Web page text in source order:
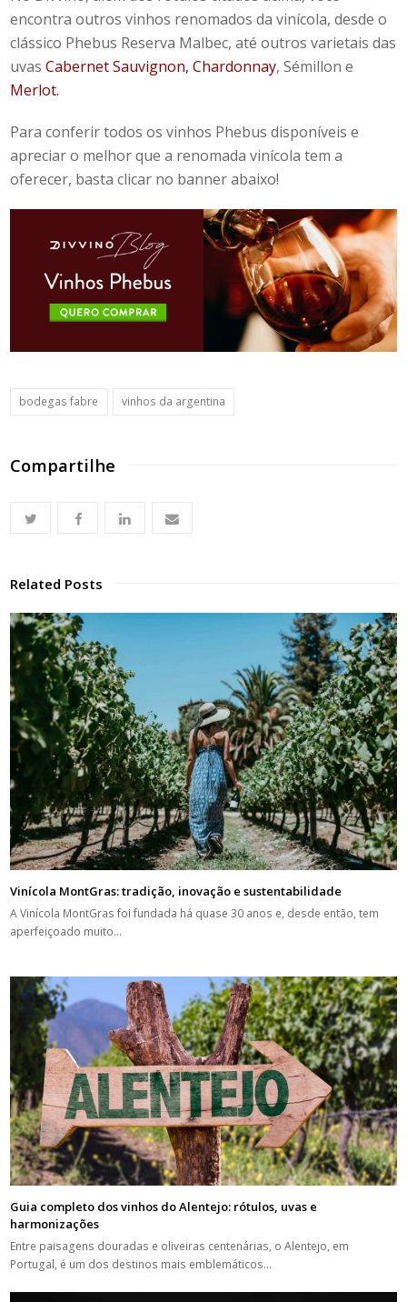
encontra outros vinhos renomados da vinícola, desde o
clássico Phebus Reserva Malbec, até outros varietais das
uvasCabernet Sauvignon, Chardonnay, Sémillone
Merlot.
Para conferir todos os vinhos Phebus disponíveis e
apreciar o melhor que a renomada vinícola tem a
oferecer, basta clicar no banner abaixo!
bodegas fabre vinhos da argentina
Compartilhe
Related Posts
Vinícola MontGras: tradição, inovação e sustentabilidade
A Vinícola MontGras foi fundada há quase 30 anos e, desde então, tem
aperfeiçoado muito…
Guia completo dos vinhos do Alentejo: rótulos, uvas e
harmonizações
Entre paisagens douradas e oliveiras centenárias, o Alentejo, em
Portugal, é um dos destinos mais emblemáticos…